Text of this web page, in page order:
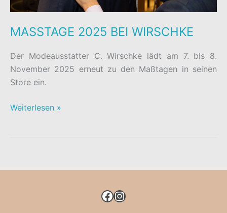
MASSTAGE 2025 BEI WIRSCHKE
Der Modeausstatter C. Wirschke lädt am 7. bis 8.
November 2025 erneut zu den Maßtagen in seinen
Store ein.
MASSTAGE
Weiterlesen »
FACEBOOK
INSTAGRAM